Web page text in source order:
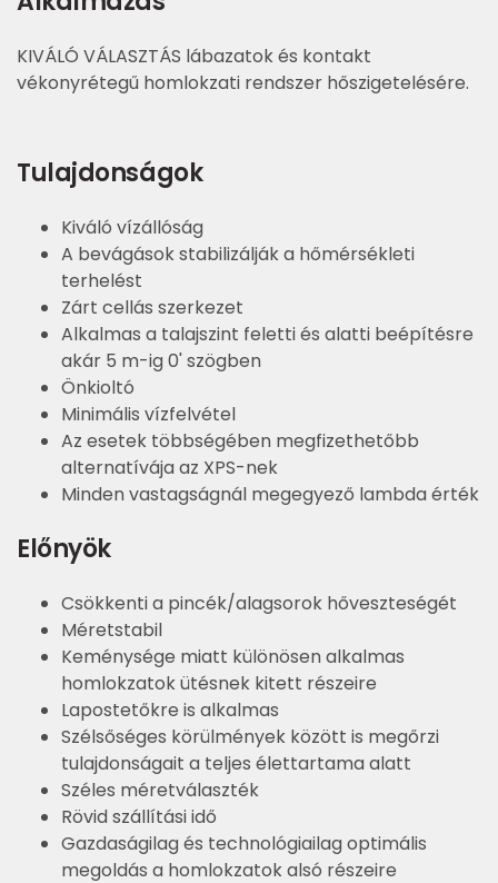
KIVÁLÓ VÁLASZTÁS lábazatok és kontakt
vékonyrétegű homlokzati rendszer hőszigetelésére.
Tulajdonságok
Kiváló vízállóság
A bevágások stabilizálják a hőmérsékleti
terhelést
Zárt cellás szerkezet
Alkalmas a talajszint feletti és alatti beépítésre
akár 5 m-ig 0' szögben
Önkioltó
Minimális vízfelvétel
Az esetek többségében megfizethetőbb
alternatívája az XPS-nek
Minden vastagságnál megegyező lambda érték
Előnyök
Csökkenti a pincék/alagsorok hőveszteségét
Méretstabil
Keménysége miatt különösen alkalmas
homlokzatok ütésnek kitett részeire
Lapostetőkre is alkalmas
Szélsőséges körülmények között is megőrzi
tulajdonságait a teljes élettartama alatt
Széles méretválaszték
Rövid szállítási idő
Gazdaságilag és technológiailag optimális
megoldás a homlokzatok alsó részeire